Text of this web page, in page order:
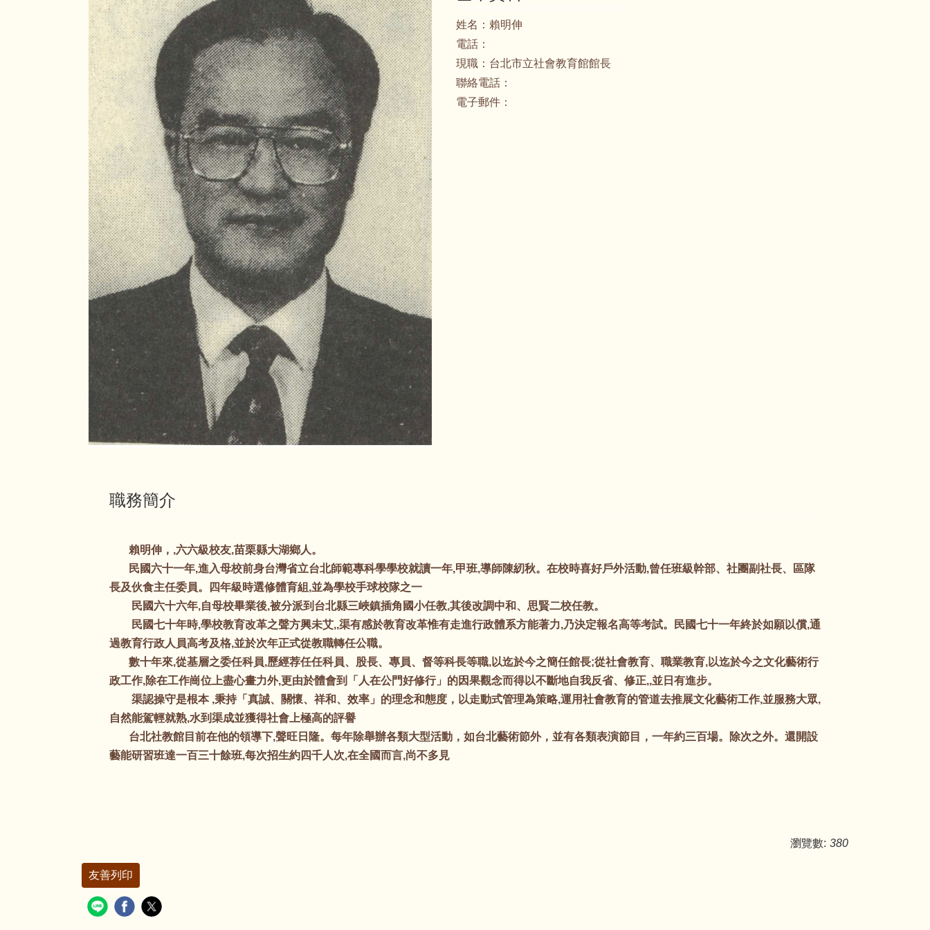
姓名： 賴明伸
電話：
現職： 台北市立社會教育館館長
聯絡電話：
電子郵件：
職務簡介
賴明伸，,六六級校友,苗栗縣大湖鄉人。
民國六十一年,進入母校前身台灣省立台北師範專科學學校就讀一年,甲班,導師陳紉秋。在校時喜好戶外活動,曾任班級幹部、社團副社長、區隊
長及伙食主任委員。四年級時選修體育組,並為學校手球校隊之一
民國六十六年,自母校畢業後,被分派到台北縣三峽鎮插角國小任教,其後改調中和、思賢二校任教。
民國七十年時,學校教育改革之聲方興未艾,,渠有感於教育改革惟有走進行政體系方能著力,乃決定報名高等考試。民國七十一年終於如願以償,通
過教育行政人員高考及格,並於次年正式從教職轉任公職。
數十年來,從基層之委任科員,歷經荐任任科員、股長、專員、督等科長等職,以迄於今之簡任館長;從社會教育、職業教育,以迄於今之文化藝術行
政工作,除在工作崗位上盡心畫力外,更由於體會到「人在公門好修行」的因果觀念而得以不斷地自我反省、修正,,並日有進步。
渠認操守是根本 ,秉持「真誠、關懷、祥和、效率」的理念和態度，以走動式管理為策略,運用社會教育的管道去推展文化藝術工作,並服務大眾,
自然能駕輕就熟,水到渠成並獲得社會上極高的評譽
台北社教館目前在他的領導下,聲旺日隆。每年除舉辦各類大型活動，如台北藝術節外，並有各類表演節目，一年約三百場。除次之外。還開設
藝能研習班達一百三十餘班,每次招生約四千人次,在全國而言,尚不多見
瀏覽數: 380
友善列印